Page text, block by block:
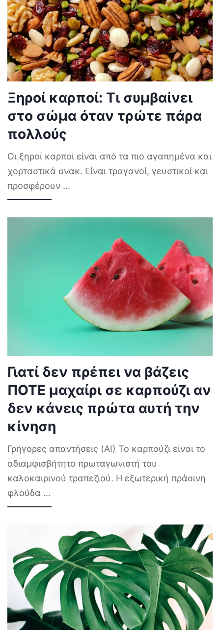
Ξηροί καρποί: Τι συμβαίνει
στο σώμα όταν τρώτε πάρα
πολλούς
Οι ξηροί καρποί είναι από τα πιο αγαπημένα και
χορταστικά σνακ. Είναι τραγανοί, γευστικοί και
προσφέρουν ...
Γιατί δεν πρέπει να βάζεις
ΠΟΤΕ μαχαίρι σε καρπούζι αν
δεν κάνεις πρώτα αυτή την
κίνηση
Γρήγορες απαντήσεις (AI) Το καρπούζι είναι το
αδιαμφισβήτητο πρωταγωνιστή του
καλοκαιρινού τραπεζιού. Η εξωτερική πράσινη
φλούδα ...